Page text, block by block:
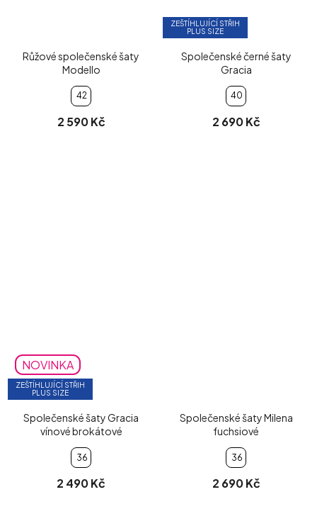
Růžové společenské šaty
Modello
42
2 590 Kč
ZEŠTÍHLUJÍCÍ STŘIH
PLUS SIZE
Společenské černé šaty
Gracia
40
2 690 Kč
NOVINKA
ZEŠTÍHLUJÍCÍ STŘIH
PLUS SIZE
Společenské šaty Gracia
vínové brokátové
36
2 490 Kč
Společenské šaty Milena
fuchsiové
36
2 690 Kč